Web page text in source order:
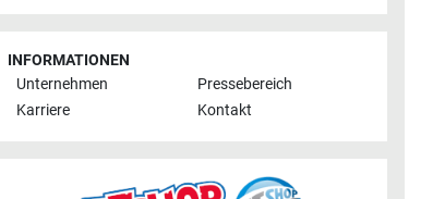
INFORMATIONEN
Unternehmen
Pressebereich
Karriere
Kontakt